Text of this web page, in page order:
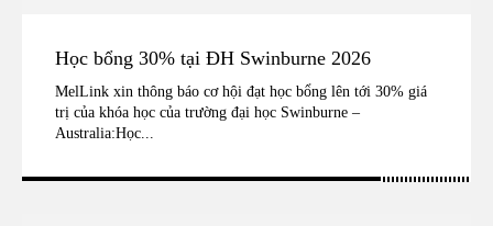
Học bổng 30% tại ĐH Swinburne 2026
MelLink xin thông báo cơ hội đạt học bổng lên tới 30% giá
trị của khóa học của trường đại học Swinburne –
Australia:Học...